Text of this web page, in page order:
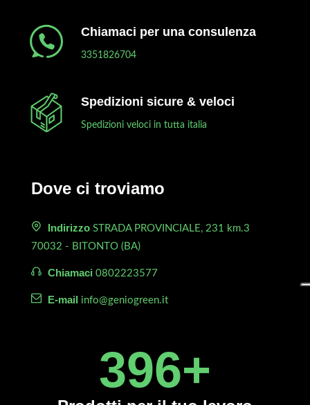
Chiamaci per una consulenza
3351826704
Spedizioni sicure & veloci
Spedizioni veloci in tutta italia
Dove ci troviamo
Indirizzo STRADA PROVINCIALE, 231 km.3
70032 - BITONTO (BA)
Chiamaci 0802223577
E-mail info@geniogreen.it
450+